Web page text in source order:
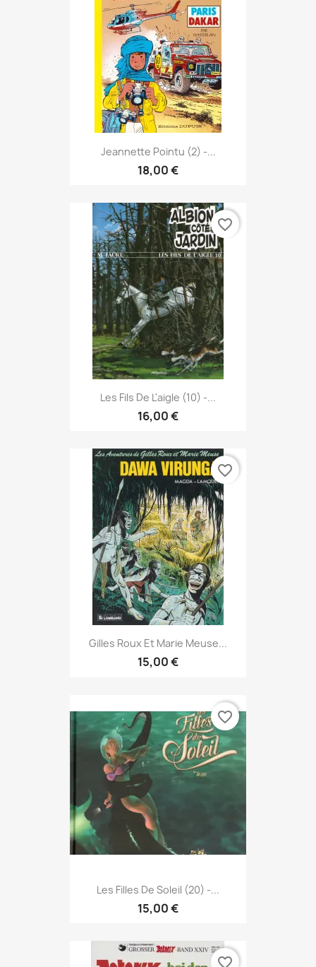
Jeannette Pointu (2) -...
18,00 €
Les Fils De L'aigle (10) -...
16,00 €
favorite_border
Gilles Roux Et Marie Meuse...
15,00 €
favorite_border
Les Filles De Soleil (20) -...
15,00 €
favorite_border
favorite_border